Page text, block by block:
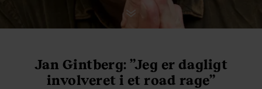
Jan Gintberg: ”Jeg er dagligt
involveret i et road rage”